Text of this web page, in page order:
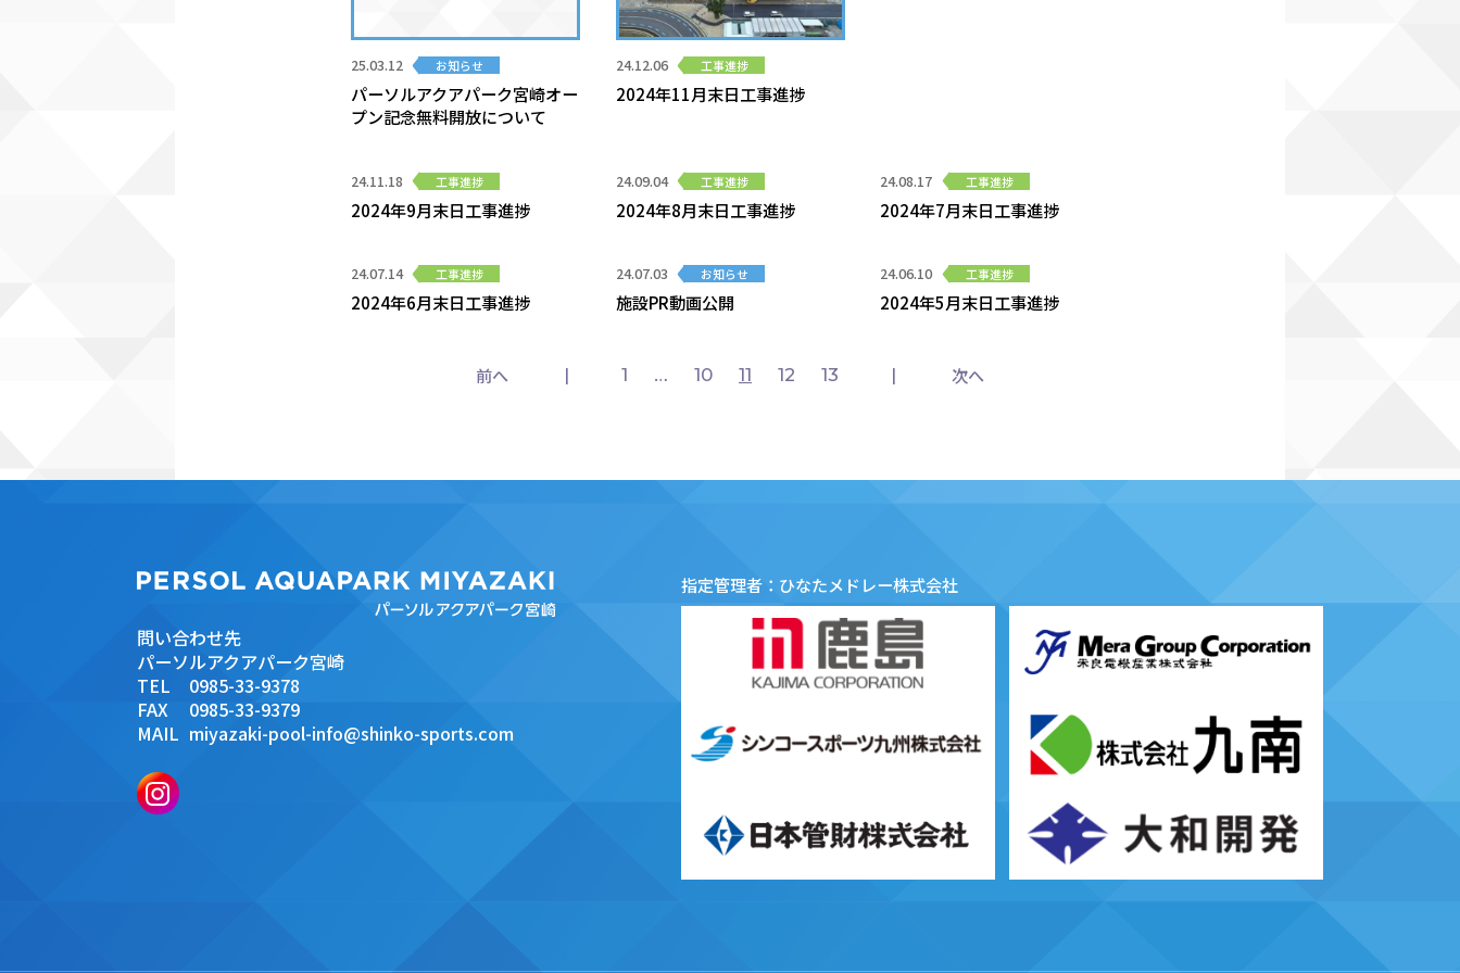
25.03.12 お知らせ
パーソルアクアパーク宮崎オー
プン記念無料開放について
24.12.06 工事進捗
2024年11月末日工事進捗
24.11.18 工事進捗
2024年9月末日工事進捗
24.09.04 工事進捗
2024年8月末日工事進捗
24.08.17 工事進捗
2024年7月末日工事進捗
24.07.14 工事進捗
2024年6月末日工事進捗
24.07.03 お知らせ
施設PR動画公開
24.06.10 工事進捗
2024年5月末日工事進捗
前へ 1 … 10 11 12 13 次へ
問い合わせ先
パーソルアクアパーク宮崎
TEL
0985-33-9378
FAX
0985-33-9379
MAIL miyazaki-pool-info@shinko-sports.com
指定管理者：ひなたメドレー株式会社